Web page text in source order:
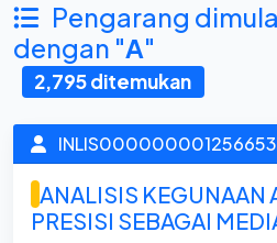
Pengarang
dengan "A"
2,795 ditemukan
INLIS000000001256653
ANALISIS KEGUNAAN
PRESISI SEBAGAI